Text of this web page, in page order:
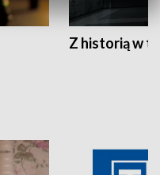
Z historią w